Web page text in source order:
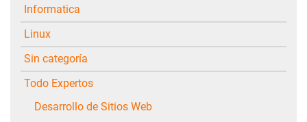
Informatica
Linux
Sin categoría
Todo Expertos
Desarrollo de Sitios Web